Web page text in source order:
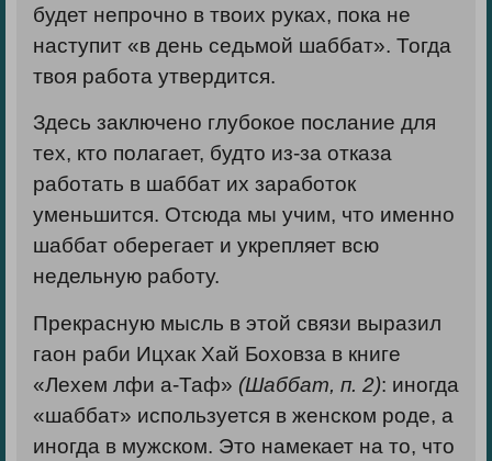
будет непрочно в твоих руках, пока не
наступит «в день седьмой шаббат». Тогда
твоя работа утвердится.
Здесь заключено глубокое послание для
тех, кто полагает, будто из-за отказа
работать в шаббат их заработок
уменьшится. Отсюда мы учим, что именно
шаббат оберегает и укрепляет всю
недельную работу.
Прекрасную мысль в этой связи выразил
гаон раби Ицхак Хай Боховза в книге
«Лехем лфи а-Таф» (Шаббат, п. 2): иногда
«шаббат» используется в женском роде, а
иногда в мужском. Это намекает на то, что